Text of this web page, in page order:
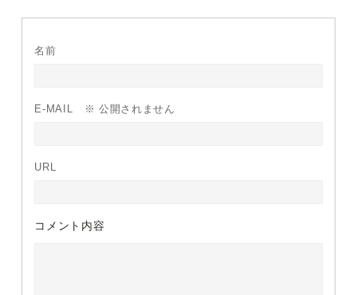
名前
E-MAIL ※ 公開されません
URL
コメント内容